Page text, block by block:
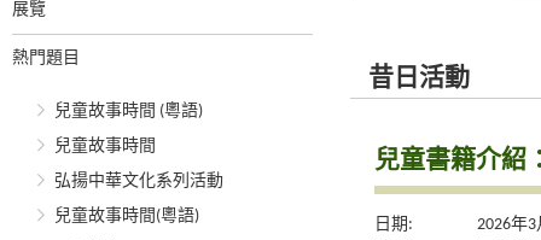
展覽
熱門題目
兒童故事時間 (粵語)
兒童故事時間
弘揚中華文化系列活動
兒童故事時間(粵語)
昔日活動
兒童書籍介紹
日期:
2026年